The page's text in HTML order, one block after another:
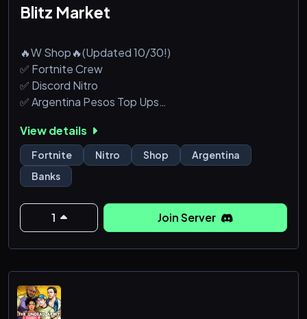
Blitz Market
🔥W Shop🔥(Updated 10/30!)
✅ Fortnite Crew
✅ Discord Nitro
✅ Argentina Pesos Top Ups
🎁Giveaways
JOIN BEFORE YOU MISS OUT
View details
Fortnite Nitro Shop
Argentina
Banks
1 Join Server